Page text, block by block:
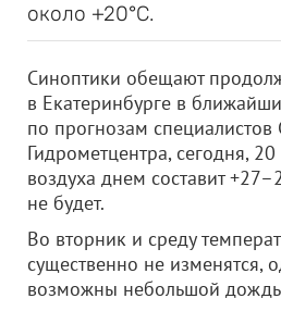
около +20°С.
Синоптики обещают
в Екатеринбурге в
по прогнозам специалистов
Гидрометцентра, сегодня,
воздуха днем составит
не будет.
Во вторник и среду
существенно не изменятся,
возможны небольшой